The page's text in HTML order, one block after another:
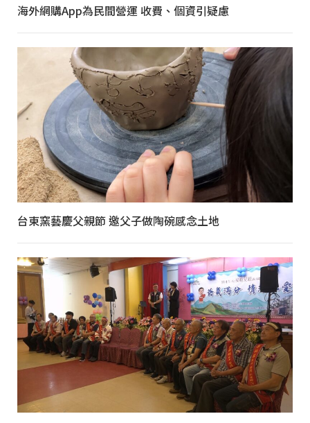
海外網購App為民間營運 收費、個資引疑慮
台東窯藝慶父親節 邀父子做陶碗感念土地